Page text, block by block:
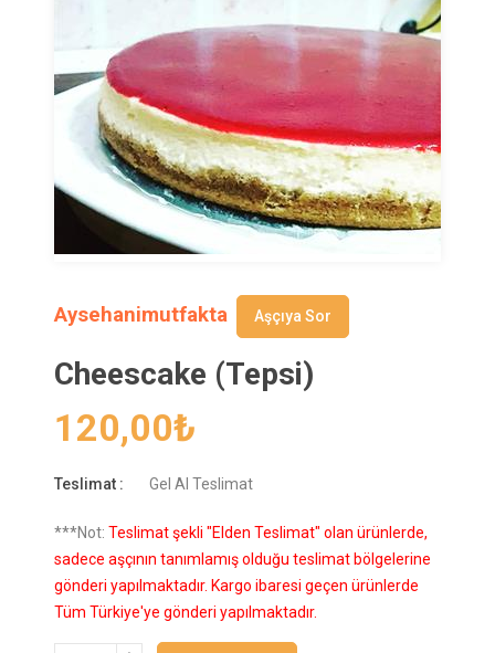
Aysehanimutfakta Aşçıya Sor
Cheescake (Tepsi)
120,00₺
Teslimat : Gel Al Teslimat
***Not: Teslimat şekli "Elden Teslimat" olan ürünlerde,
sadece aşçının tanımlamış olduğu teslimat bölgelerine
gönderi yapılmaktadır. Kargo ibaresi geçen ürünlerde
Tüm Türkiye'ye gönderi yapılmaktadır.